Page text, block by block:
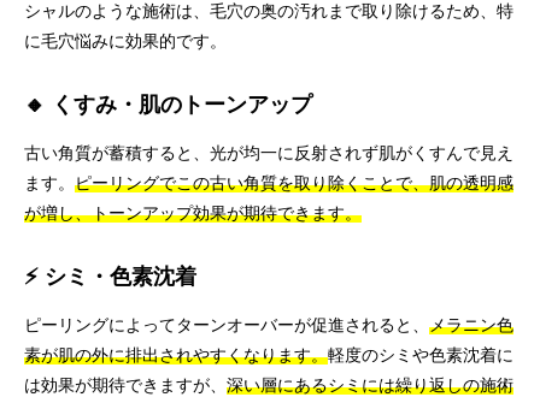
シャルのような施術は、毛穴の奥の汚れまで取り除けるため、特
に毛穴悩みに効果的です。
🔸 くすみ・肌のトーンアップ
古い角質が蓄積すると、光が均一に反射されず肌がくすんで見え
ます。 ピーリングでこの古い角質を取り除くことで、肌の透明感
が増し、トーンアップ効果が期待できます。
⚡ シミ・色素沈着
ピーリングによってターンオーバーが促進されると、 メラニン色
素が肌の外に排出されやすくなります。軽度のシミや色素沈着に
は効果が期待できますが、 深い層にあるシミには繰り返しの施術